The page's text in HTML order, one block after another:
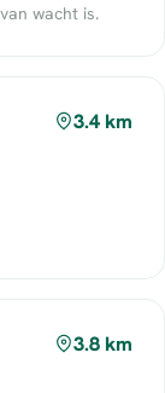
wacht is.
3.4 km
3.8 km